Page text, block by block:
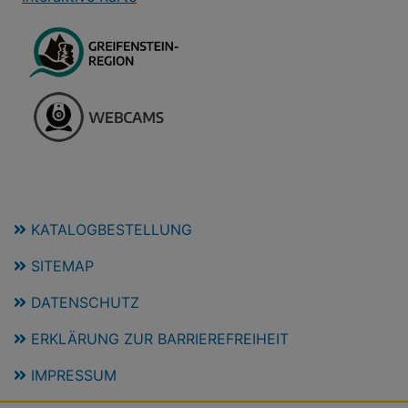
KATALOGBESTELLUNG
SITEMAP
DATENSCHUTZ
ERKLÄRUNG ZUR BARRIEREFREIHEIT
IMPRESSUM